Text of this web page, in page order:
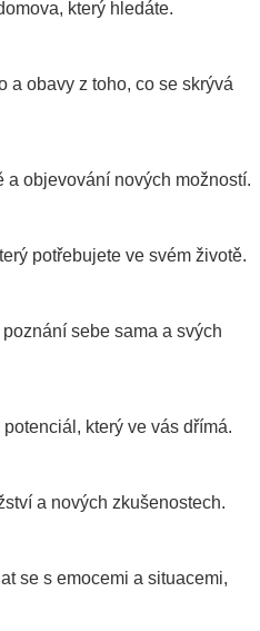
který hledáte.
a obavy z toho, co se skrývá
a objevování nových možností.
potřebujete ve svém životě.
sebe sama a svých
který ve vás dřímá.
a nových zkušenostech.
se s emocemi a situacemi,